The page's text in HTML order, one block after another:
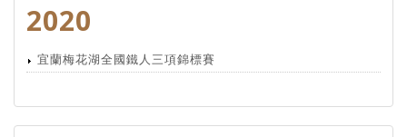
2020
宜蘭梅花湖全國鐵人三項錦標賽